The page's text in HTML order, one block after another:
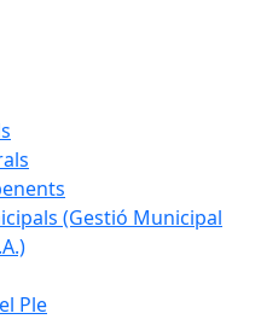
(Gestió Municipal
Ple